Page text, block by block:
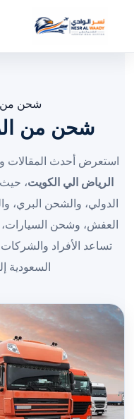
شحن من
شحن من
استعرض أحدث المقالات
الرياض الي الكويت،
الدولي، والشحن البري،
العفش، وشحن
تساعد الأفراد
السعودية